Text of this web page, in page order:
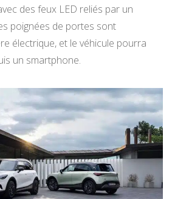
des feux LED reliés par un
poignées de portes sont
électrique, et le véhicule pourra
un smartphone.